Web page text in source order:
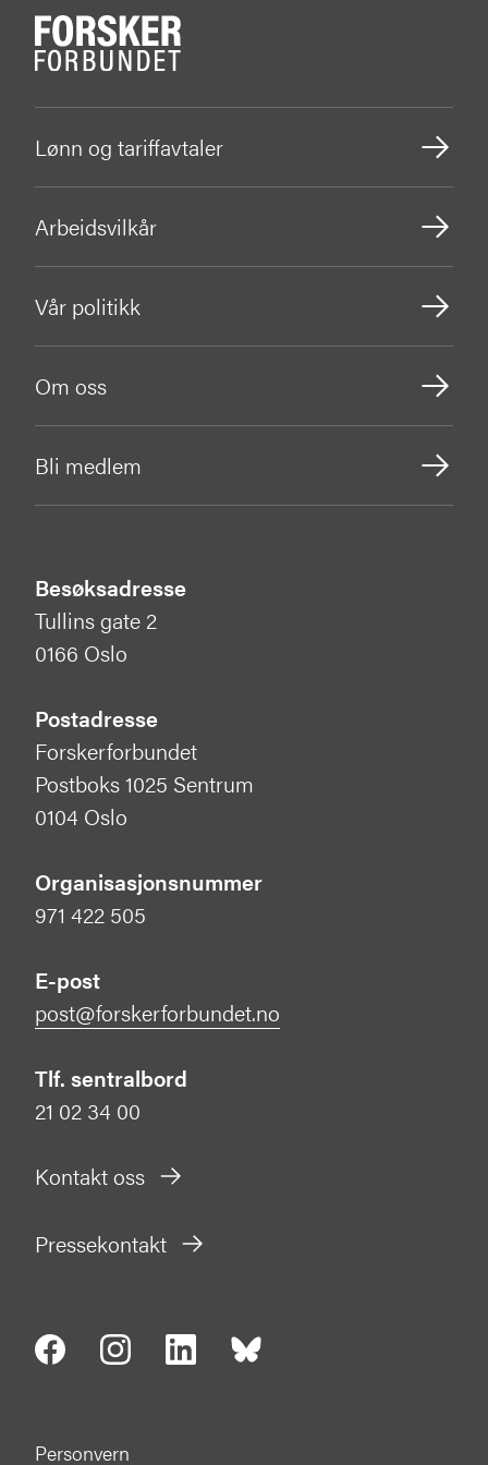
Lønn og tariffavtaler
Arbeidsvilkår
Vår politikk
Om oss
Bli medlem
Besøksadresse
Tullins gate 2
0166 Oslo
Postadresse
Forskerforbundet
Postboks 1025 Sentrum
0104 Oslo
Organisasjonsnummer
971 422 505
E-post
post@forskerforbundet.no
Tlf. sentralbord
21 02 34 00
Kontakt oss
Pressekontakt
Personvern